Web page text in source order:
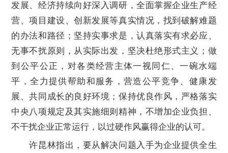
发展、经济持续向好深入调研，全面掌握企业生产经
营、项目建设、创新发展等真实情况，找到破解难题
的办法和路径；坚持实事求是，认真落实有求必应、
无事不扰原则，从实际出发，坚决杜绝形式主义；做
到公平公正，对各类经营主体一视同仁、一碗水端
平，全力提供帮助和服务，营造公平竞争、健康发
展、共同成长的良好环境；保持优良作风，严格落实
中央八项规定及其实施细则精神，不增加企业负担、
不干扰企业正常运行，以过硬作风赢得企业的认可。
许昆林指出，要从解决问题入手为企业提供全生